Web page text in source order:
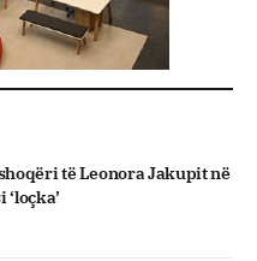
të Leonora Jakupit në